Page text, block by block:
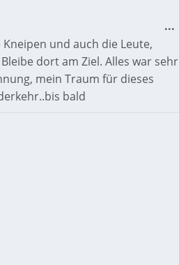
und auch die Leute,
dort am Ziel. Alles war sehr
mein Traum für dieses
bald
...